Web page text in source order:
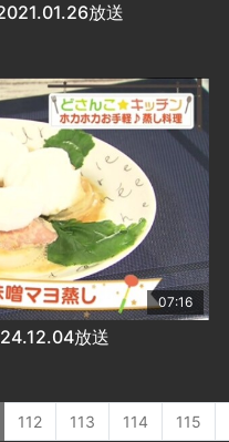
放送
07:16
放送
112 113 114 115